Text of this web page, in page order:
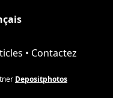
• Contactez
Depositphotos